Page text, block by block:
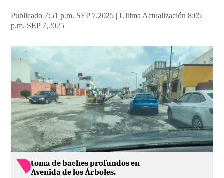
Publicado 7:51 p.m. SEP 7,2025 | Ultima Actualización 8:05
p.m. SEP 7,2025
toma de baches profundos en
Avenida de los Árboles.